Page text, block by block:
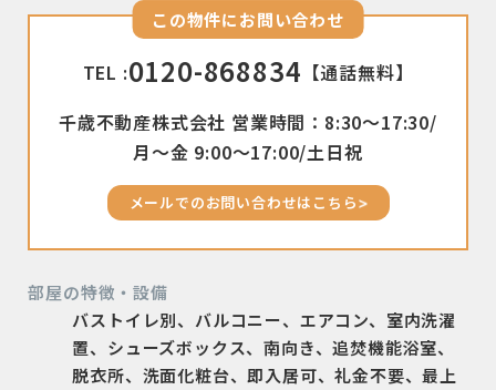
この物件にお問い合わせ
TEL :0120-868834 【通話無料】
千歳不動産株式会社 営業時間：8:30〜17:30/
月〜金 9:00〜17:00/土日祝
メールでのお問い合わせはこちら
部屋の特徴・設備
バストイレ別、バルコニー、エアコン、室内洗濯
置、シューズボックス、南向き、追焚機能浴室、
脱衣所、洗面化粧台、即入居可、礼金不要、最上